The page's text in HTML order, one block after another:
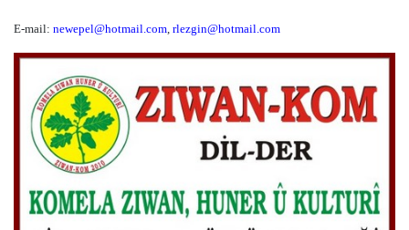
E-mail: newepel@hotmail.com, rlezgin@hotmail.com